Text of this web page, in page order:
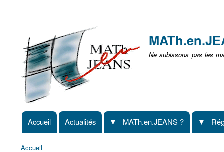
non
identifié
Ne subissons pas les
Navigation
principale
Accueil Actualités MATh.en.JEANS ?
Accueil